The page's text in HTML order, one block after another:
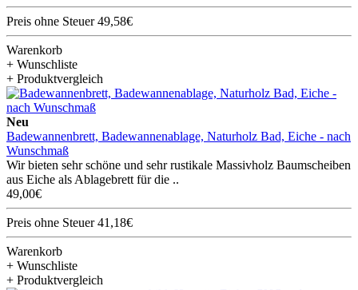
Preis ohne Steuer 49,58€
Warenkorb
+ Wunschliste
+ Produktvergleich
Neu
Badewannenbrett, Badewannenablage, Naturholz Bad, Eiche - nach
Wunschmaß
Wir bieten sehr schöne und sehr rustikale Massivholz Baumscheiben
aus Eiche als Ablagebrett für die ..
49,00€
Preis ohne Steuer 41,18€
Warenkorb
+ Wunschliste
+ Produktvergleich